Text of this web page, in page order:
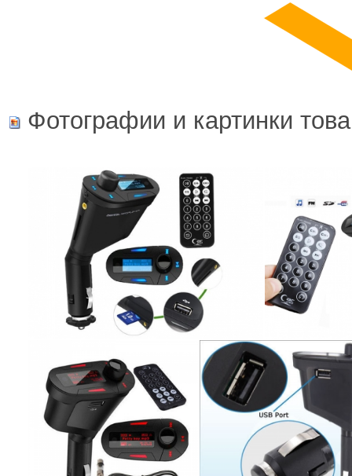
Фотографии и картинки